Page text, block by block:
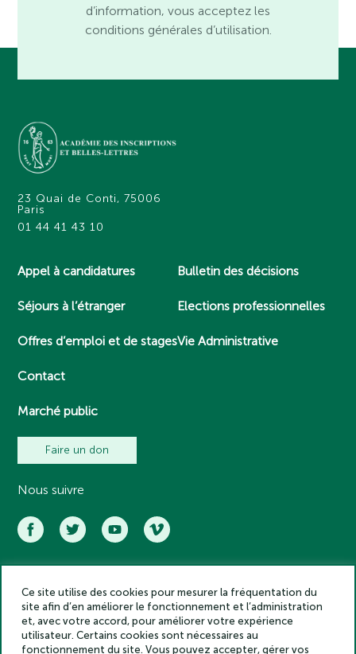
d’information, vous acceptez les
conditions générales d’utilisation.
23 Quai de Conti, 75006
Paris
01 44 41 43 10
Appel à candidatures
Séjours à l’étranger
Offres d’emploi et de stages
Contact
Marché public
Bulletin des décisions
Elections professionnelles
Vie Administrative
Faire un don
Nous suivre
Académie des inscriptions et belles lettres – Tous droits réservés
2025
Politique de confidentialité
Mentions légales
Ce site utilise des cookies pour mesurer la fréquentation du
site afin d’en améliorer le fonctionnement et l’administration
et, avec votre accord, pour améliorer votre expérience
utilisateur. Certains cookies sont nécessaires au
fonctionnement du site. Vous pouvez accepter, gérer vos